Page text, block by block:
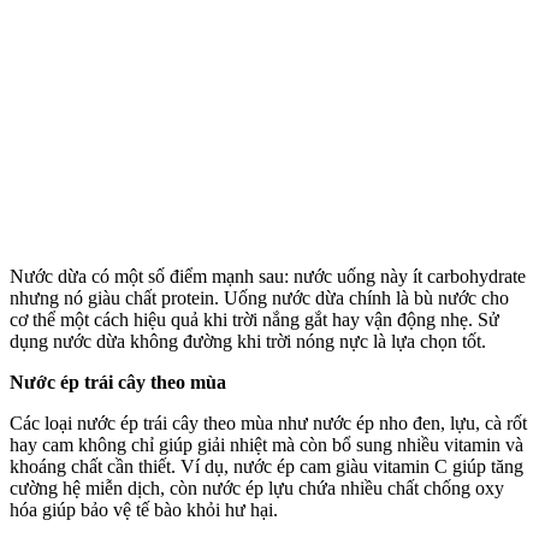
Nước dừa có một số điểm mạnh sau: nước uống này ít carbohydrate
nhưng nó giàu chất protein. Uống nước dừa chính là bù nước cho
c‌ơ th‌ể một cách hiệu quả khi trời nắng gắt hay vận động nhẹ. Sử
dụng nước dừa không đường khi trời nóng nực là lựa chọn tốt.
Nước ép trái cây theo mùa
Các loại nước ép trái cây theo mùa như nước ép nho đen, lựu, cà rốt
hay cam không chỉ giúp giải nhiệt mà còn bổ sung nhiều vitamin và
khoáng chất cần thiết. Ví dụ, nước ép cam giàu vitamin C giúp tăng
cường hệ miễn dịch, còn nước ép lựu chứa nhiều chất chống oxy
hóa giúp bảo vệ tế bào khỏi hư hại.